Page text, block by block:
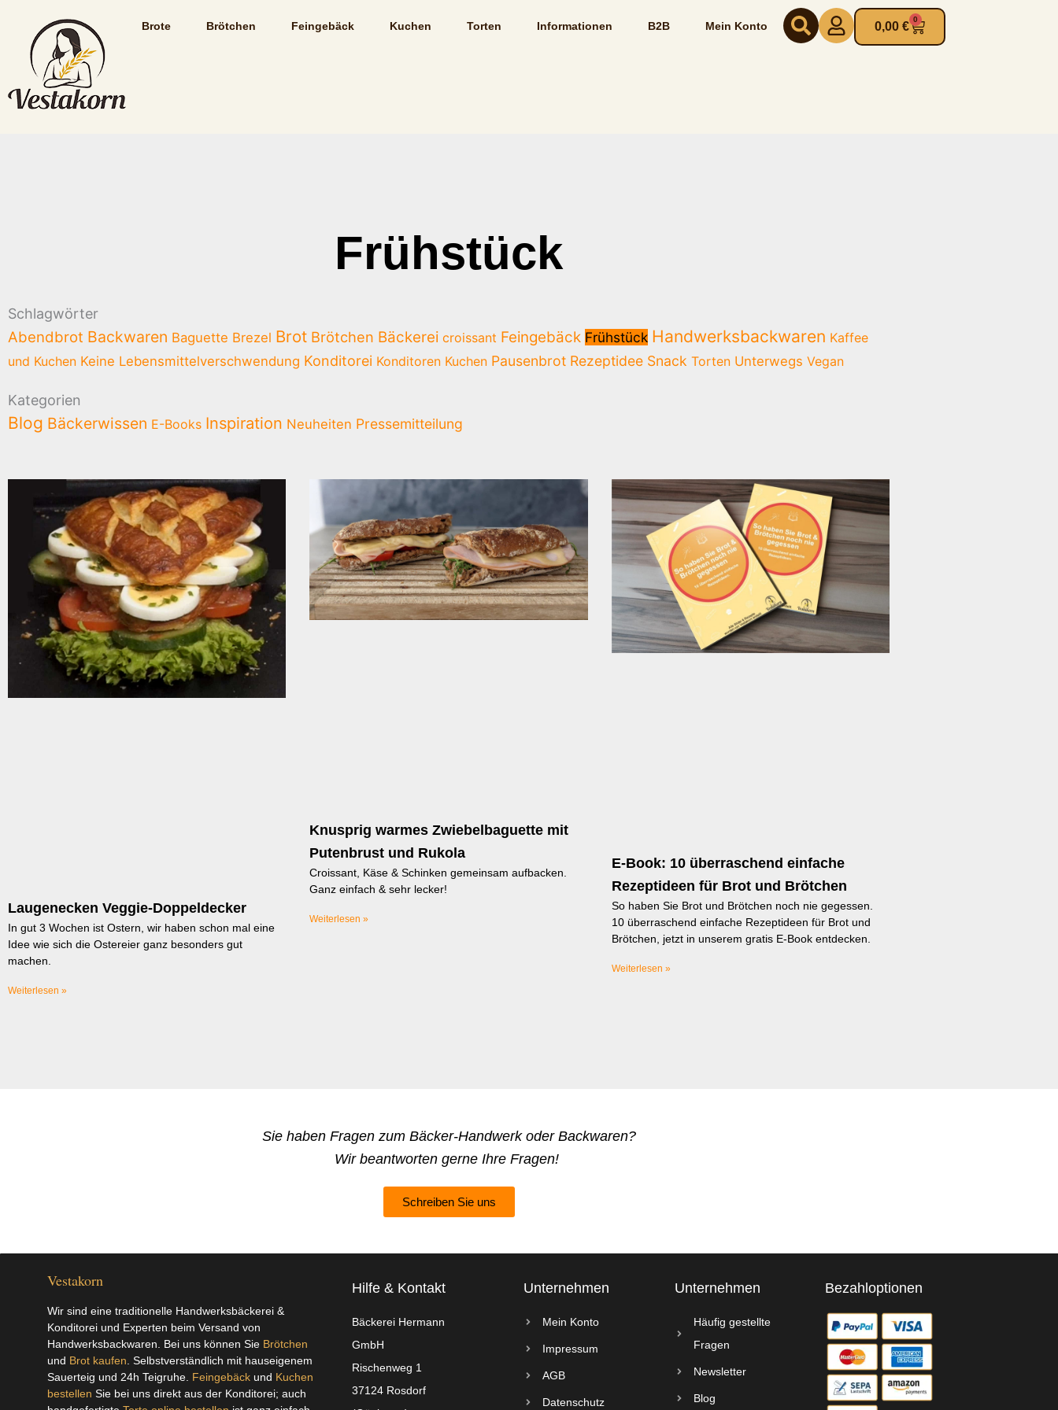
Inhalt
springen
Brote Brötchen Feingebäck Kuchen Torten Informationen B2B Mein Konto 0,00 €
0
Warenkorb
Frühstück
Schlagwörter
Abendbrot Backwaren Baguette Brezel Brot Brötchen Bäckerei croissant Feingebäck Frühstück Handwerksbackwaren Kaffee
und Kuchen Keine Lebensmittelverschwendung Konditorei Konditoren Kuchen Pausenbrot Rezeptidee Snack Torten Unterwegs Vegan
Kategorien
Blog Bäckerwissen E-Books Inspiration Neuheiten Pressemitteilung
Laugenecken Veggie-Doppeldecker
In gut 3 Wochen ist Ostern, wir haben schon mal eine
Idee wie sich die Ostereier ganz besonders gut
machen.
Weiterlesen »
Knusprig warmes Zwiebelbaguette mit
Putenbrust und Rukola
Croissant, Käse & Schinken gemeinsam aufbacken.
Ganz einfach & sehr lecker!
Weiterlesen »
E-Book: 10 überraschend einfache
Rezeptideen für Brot und Brötchen
So haben Sie Brot und Brötchen noch nie gegessen.
10 überraschend einfache Rezeptideen für Brot und
Brötchen, jetzt in unserem gratis E-Book entdecken.
Weiterlesen »
Sie haben Fragen zum Bäcker-Handwerk oder Backwaren?
Wir beantworten gerne Ihre Fragen!
Schreiben Sie uns
Vestakorn
Wir sind eine traditionelle Handwerksbäckerei &
Konditorei und Experten beim Versand von
Handwerksbackwaren. Bei uns können Sie Brötchen
und Brot kaufen . Selbstverständlich mit hauseigenem
Sauerteig und 24h Teigruhe. Feingebäck und Kuchen
bestellen Sie bei uns direkt aus der Konditorei; auch
Hilfe & Kontakt
Bäckerei Hermann
GmbH
Rischenweg 1
37124 Rosdorf
Unternehmen
Mein Konto
Impressum
AGB
Datenschutz
Unternehmen
Häufig gestellte
Fragen
Newsletter
Blog
Bezahloptionen